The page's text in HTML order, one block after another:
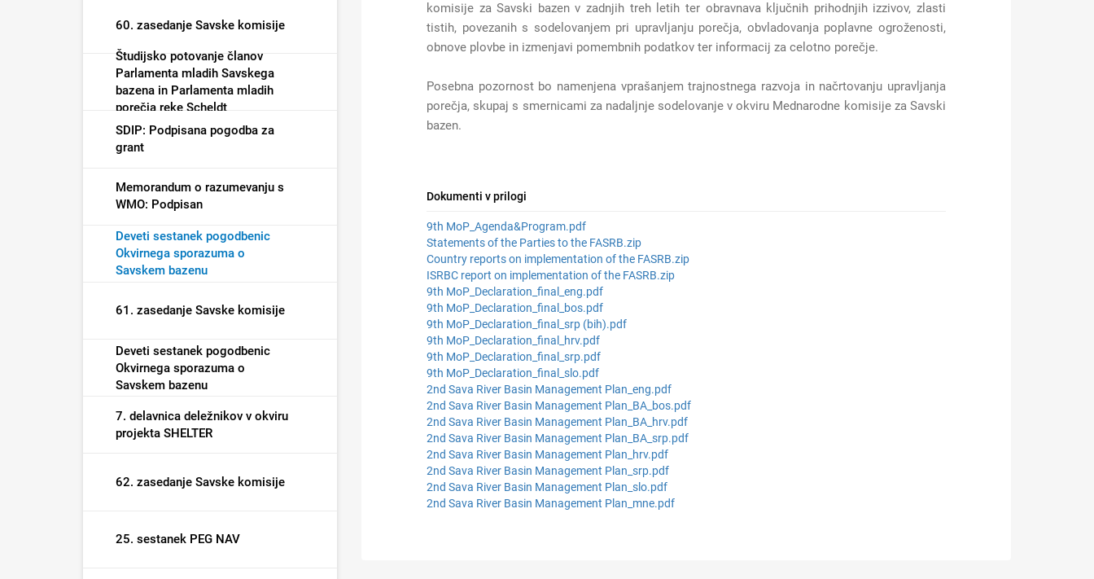
60. zasedanje Savske komisije
Študijsko potovanje članov
Parlamenta mladih Savskega
bazena in Parlamenta mladih
porečja reke Scheldt
SDIP: Podpisana pogodba za
grant
Memorandum o razumevanju s
WMO: Podpisan
Deveti sestanek pogodbenic
Okvirnega sporazuma o
Savskem bazenu
61. zasedanje Savske komisije
Deveti sestanek pogodbenic
Okvirnega sporazuma o
Savskem bazenu
7. delavnica deležnikov v okviru
projekta SHELTER
62. zasedanje Savske komisije
25. sestanek PEG NAV
komisije za Savski bazen v zadnjih treh letih ter obravnava ključnih prihodnjih izzivov, zlasti
tistih, povezanih s sodelovanjem pri upravljanju porečja, obvladovanja poplavne ogroženosti,
obnove plovbe in izmenjavi pomembnih podatkov ter informacij za celotno porečje.
Posebna pozornost bo namenjena vprašanjem trajnostnega razvoja in načrtovanju upravljanja
porečja, skupaj s smernicami za nadaljnje sodelovanje v okviru Mednarodne komisije za Savski
bazen.
Dokumenti v prilogi
9th MoP_Agenda&Program.pdf
Statements of the Parties to the FASRB.zip
Country reports on implementation of the FASRB.zip
ISRBC report on implementation of the FASRB.zip
9th MoP_Declaration_final_eng.pdf
9th MoP_Declaration_final_bos.pdf
9th MoP_Declaration_final_srp (bih).pdf
9th MoP_Declaration_final_hrv.pdf
9th MoP_Declaration_final_srp.pdf
9th MoP_Declaration_final_slo.pdf
2nd Sava River Basin Management Plan_eng.pdf
2nd Sava River Basin Management Plan_BA_bos.pdf
2nd Sava River Basin Management Plan_BA_hrv.pdf
2nd Sava River Basin Management Plan_BA_srp.pdf
2nd Sava River Basin Management Plan_hrv.pdf
2nd Sava River Basin Management Plan_srp.pdf
2nd Sava River Basin Management Plan_slo.pdf
2nd Sava River Basin Management Plan_mne.pdf